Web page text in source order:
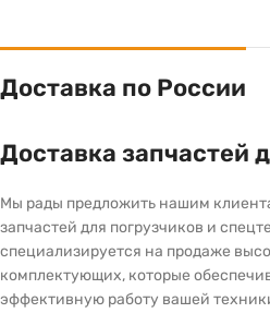
Доставка по России
Доставка запчастей
Мы рады предложить нашим
запчастей для погрузчиков и
специализируется на продаже
комплектующих, которые
эффективную работу вашей